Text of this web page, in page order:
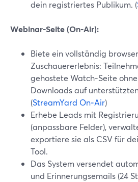
dein registriertes Publikum. (
Webinar-Seite (On‑Air):
Biete ein vollständig
Zuschauererlebnis:
gehostete Watch-Seite
Downloads auf
(StreamYard On‑Air)
Erhebe Leads mit
(anpassbare Felder),
exportiere sie als CSV für
Tool.
Das System versendet
und Erinnerungsemails (24